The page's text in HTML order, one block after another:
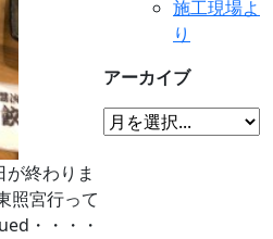
終わりま
照宮行って
・・・・
施工現場よ
り
アーカイブ